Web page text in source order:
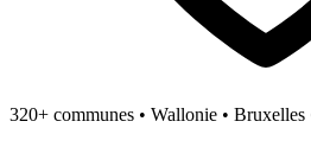
320+ communes • Wallonie •